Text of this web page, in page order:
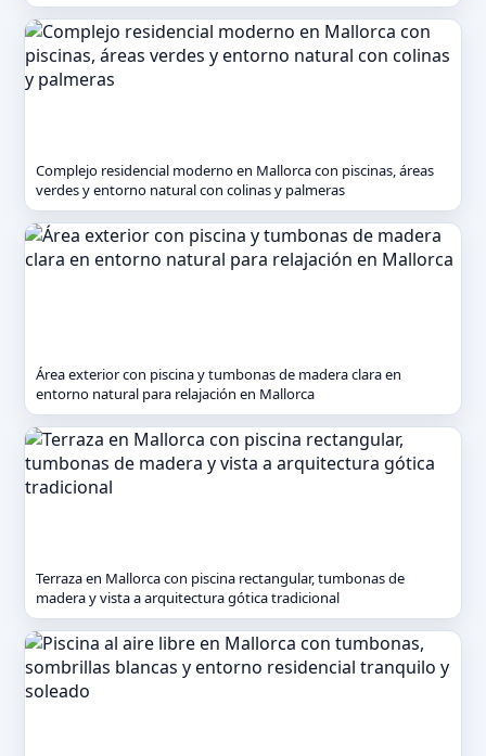
Complejo residencial moderno en Mallorca con piscinas, áreas
verdes y entorno natural con colinas y palmeras
Área exterior con piscina y tumbonas de madera clara en
entorno natural para relajación en Mallorca
Terraza en Mallorca con piscina rectangular, tumbonas de
madera y vista a arquitectura gótica tradicional